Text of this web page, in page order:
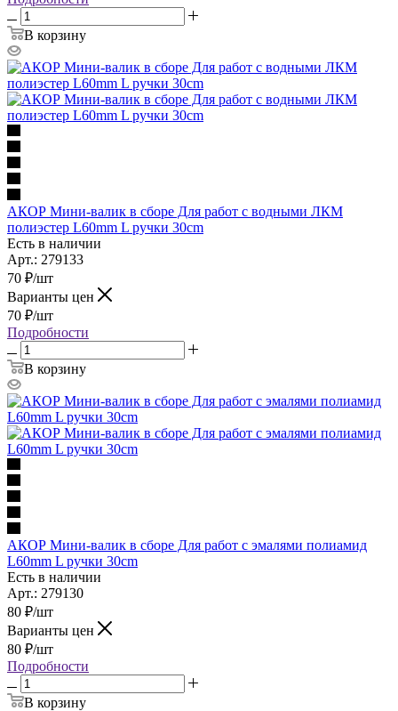
В корзину
АКОР Мини-валик в сборе Для работ с водными ЛКМ
полиэстер L60mm L ручки 30cm
Есть в наличии
Арт.: 279133
70 ₽/шт
Варианты цен
70 ₽/шт
Подробности
В корзину
АКОР Мини-валик в сборе Для работ с эмалями полиамид
L60mm L ручки 30cm
Есть в наличии
Арт.: 279130
80 ₽/шт
Варианты цен
80 ₽/шт
Подробности
В корзину